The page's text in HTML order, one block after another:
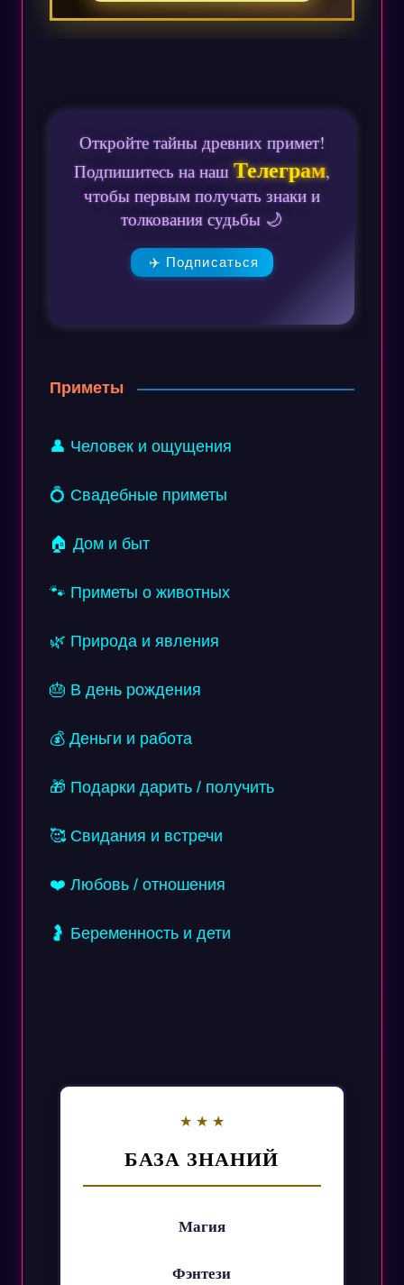
Откройте тайны древних примет!
Подпишитесь на нашТелеграм,
чтобы первым получать знаки и
толкования судьбы 🌙
✈️ Подписаться
Приметы
👤 Человек и ощущения
💍 Свадебные приметы
🏠 Дом и быт
🐾 Приметы о животных
🌿 Природа и явления
🎂 В день рождения
💰 Деньги и работа
🎁 Подарки дарить / получить
🥰 Свидания и встречи
❤️ Любовь / отношения
🤰 Беременность и дети
БАЗА ЗНАНИЙ
Магия
Фэнтези